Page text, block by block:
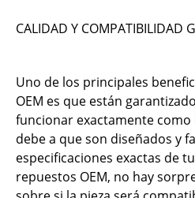
CALIDAD Y COMPATIBILIDAD
Uno de los principales
OEM es que están
funcionar exactamente como
debe a que son diseñados y
especificaciones exactas de
repuestos OEM, no hay